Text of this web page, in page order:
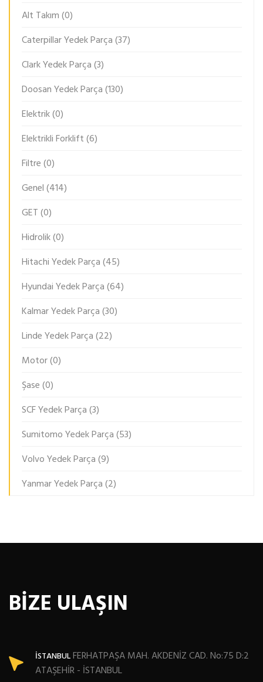
Alt Takım(0)
Caterpillar Yedek Parça(37)
Clark Yedek Parça(3)
Doosan Yedek Parça(130)
Elektrik(0)
Elektrikli Forklift(6)
Filtre(0)
Genel(414)
GET(0)
Hidrolik(0)
Hitachi Yedek Parça(45)
Hyundai Yedek Parça(64)
Kalmar Yedek Parça(30)
Linde Yedek Parça(22)
Motor(0)
Şase(0)
SCF Yedek Parça(3)
Sumitomo Yedek Parça(53)
Volvo Yedek Parça(9)
Yanmar Yedek Parça(2)
BİZE ULAŞIN
İSTANBULFERHATPAŞA MAH. AKDENİZ CAD. No:75 D:2
ATAŞEHİR - İSTANBUL